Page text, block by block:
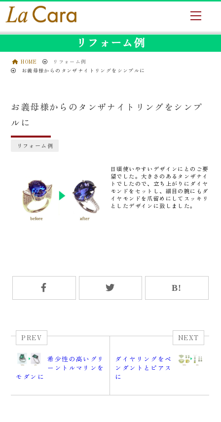
リフォーム例
HOME
リフォーム例
お義母様からのタンザナイトリングをシンプルに
お義母様からのタンザナイトリングをシンプ
ルに
リフォーム例
日頃使いやすいデザインにとのご要
望でした。大きさのあるタンザナイ
トでしたので、立ち上がりにダイヤ
モンドをセットし、細目の腕にもダ
イヤモンドを爪留めにしてスッキリ
としたデザインに致しました。
PREV
希少性の高いグリ
ーントルマリンを
モダンに
NEXT
ダイヤリングをペ
ンダントとピアス
に